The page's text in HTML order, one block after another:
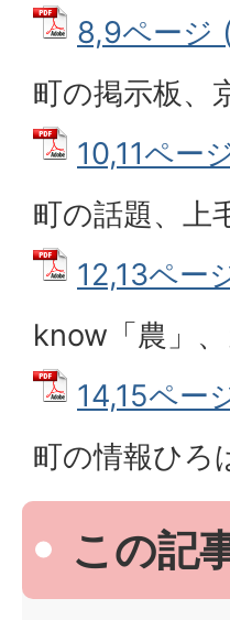
8,9ページ
町の掲示板、
10,11ペー
町の話題、上
12,13ペー
know「農」
14,15ペー
町の情報ひろ
この記